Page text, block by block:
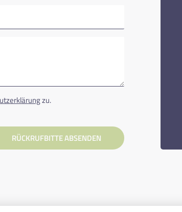
zu.
RÜCKRUFBITTE ABSENDEN